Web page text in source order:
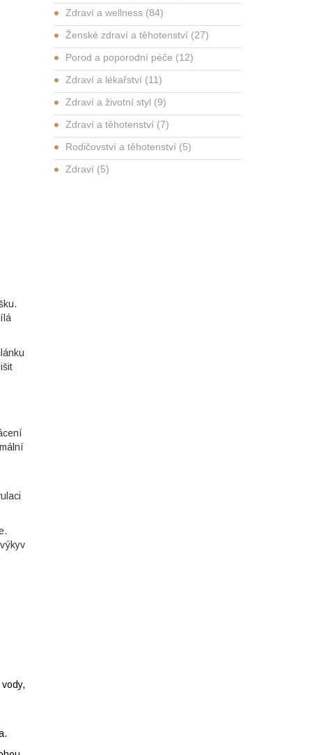
Zdraví a wellness (84)
Ženské zdraví a těhotenství (27)
Porod a poporodní péče (12)
Zdraví a lékařství (11)
Zdraví a životní styl (9)
Zdraví a těhotenství (7)
Rodičovství a těhotenství (5)
Zdraví (5)